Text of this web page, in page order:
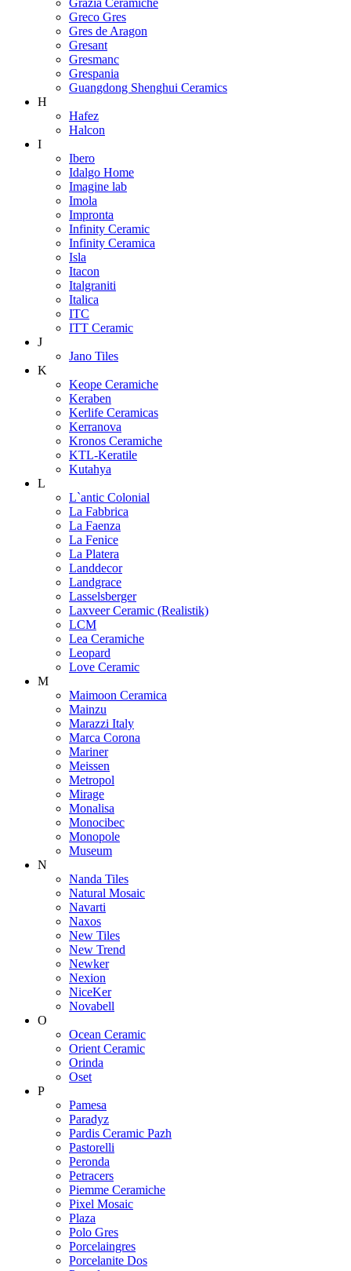
Greco Gres
Gres de Aragon
Gresant
Gresmanc
Grespania
Guangdong Shenghui Ceramics
H
Hafez
Halcon
I
Ibero
Idalgo Home
Imagine lab
Imola
Impronta
Infinity Ceramic
Infinity Ceramica
Isla
Itacon
Italgraniti
Italica
ITC
ITT Ceramic
J
Jano Tiles
K
Keope Ceramiche
Keraben
Kerlife Ceramicas
Kerranova
Kronos Ceramiche
KTL-Keratile
Kutahya
L
L`antic Colonial
La Fabbrica
La Faenza
La Fenice
La Platera
Landdecor
Landgrace
Lasselsberger
Laxveer Ceramic (Realistik)
LCM
Lea Ceramiche
Leopard
Love Ceramic
M
Maimoon Ceramica
Mainzu
Marazzi Italy
Marca Corona
Mariner
Meissen
Metropol
Mirage
Monalisa
Monocibec
Monopole
Museum
N
Nanda Tiles
Natural Mosaic
Navarti
Naxos
New Tiles
New Trend
Newker
Nexion
NiceKer
Novabell
O
Ocean Ceramic
Orient Ceramic
Orinda
Oset
P
Pamesa
Paradyz
Pardis Ceramic Pazh
Pastorelli
Peronda
Petracers
Piemme Ceramiche
Pixel Mosaic
Plaza
Polo Gres
Porcelaingres
Porcelanite Dos